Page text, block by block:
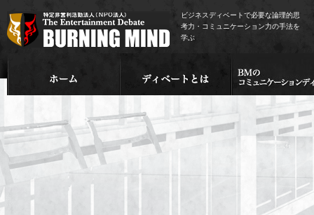
ビジネスディベートで必要な論理的思
考力・コミュニケーション力の手法を
学ぶ